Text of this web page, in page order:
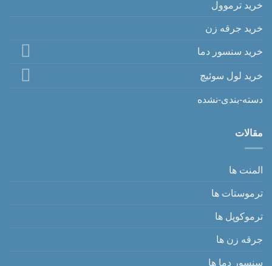
خرید ترموول
خرید جرقه زن
خرید سنسور دما
خرید لول سوئیچ
دسته-بندی-نشده
مقالات
المنت ها
ترموستات ها
ترموکوپل ها
جرقه زن ها
سنسور دما ها